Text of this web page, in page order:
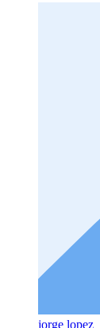
jorge lopez